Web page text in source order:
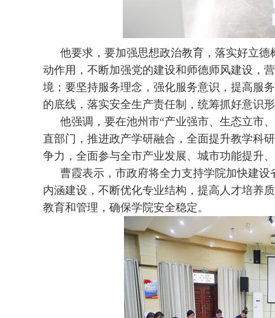
他要求，要加强思想政治教育，落实好立
动作用，不断加强党的建设和师德师风建设，
境；要坚持服务理念，强化服务意识，提高服
的底线，落实安全生产责任制，统筹抓好意识
他强调，要在池州市“产业强市、生态立市
直部门，推进政产学研融合，全面提升教学科
争力，全面参与全市产业发展、城市功能提升
曹霞表示，市政府将全力支持学院加快建
内涵建设，不断优化专业结构，提高人才培养
教育和管理，确保学院安全稳定。